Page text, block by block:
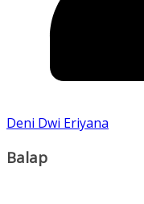
Deni Dwi Eriyana
Balap